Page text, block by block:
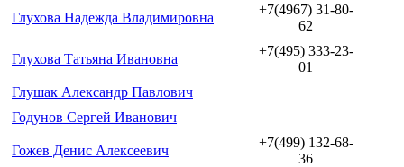
Глухова Надежда Владимировна
+7(4967) 31-80-
62
Глухова Татьяна Ивановна
+7(495) 333-23-
01
Глушак Александр Павлович
Годунов Сергей Иванович
Гожев Денис Алексеевич
+7(499) 132-68-
36